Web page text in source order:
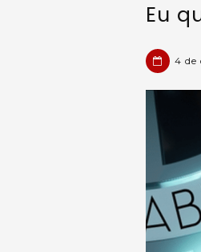
Eu
4 de